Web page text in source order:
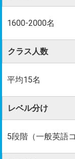
1600-2000名
クラス人数
平均15名
レベル分け
5段階（一般英語